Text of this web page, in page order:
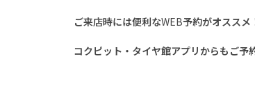
ご来店時には便利なWEB予約がオススメ
コクピット・タイヤ館アプリからもご予